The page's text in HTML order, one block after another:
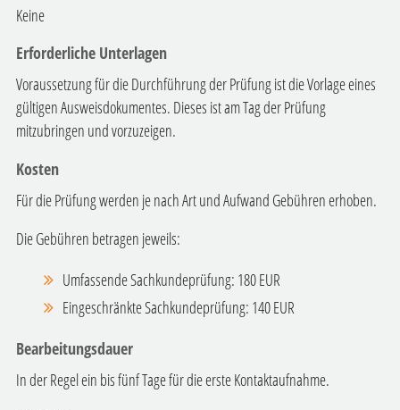
Keine
Erforderliche Unterlagen
Voraussetzung für die Durchführung der Prüfung ist die Vorlage eines
gültigen Ausweisdokumentes. Dieses ist am Tag der Prüfung
mitzubringen und vorzuzeigen.
Kosten
Für die Prüfung werden je nach Art und Aufwand Gebühren erhoben.
Die Gebühren betragen jeweils:
Umfassende Sachkundeprüfung: 180 EUR
Eingeschränkte Sachkundeprüfung: 140 EUR
Bearbeitungsdauer
In der Regel ein bis fünf Tage für die erste Kontaktaufnahme.